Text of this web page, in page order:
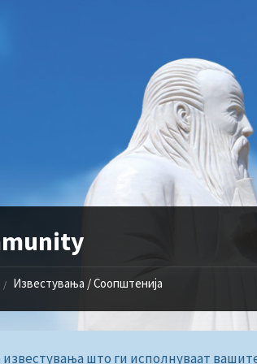
/ Известувања / Соопштенија
што ги исполнуваат